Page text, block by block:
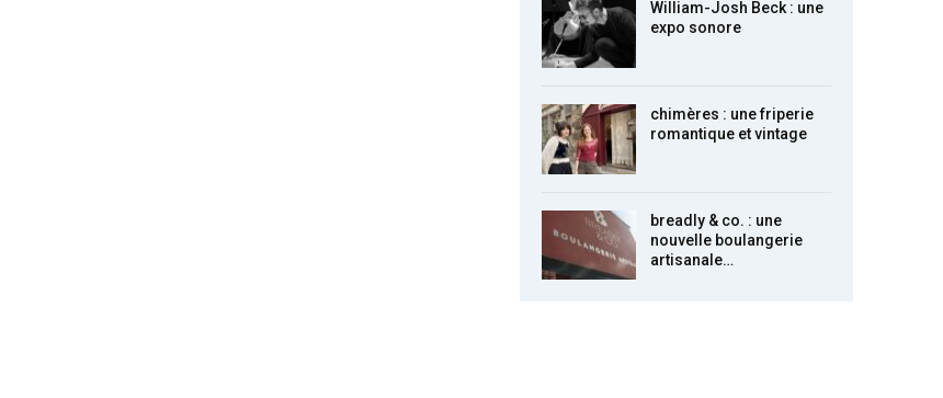
William-Josh Beck : une
expo sonore
chimères : une friperie
romantique et vintage
breadly & co. : une
nouvelle boulangerie
artisanale…